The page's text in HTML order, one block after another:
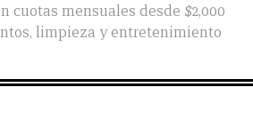
cuotas mensuales desde $2,000
limpieza y entretenimiento